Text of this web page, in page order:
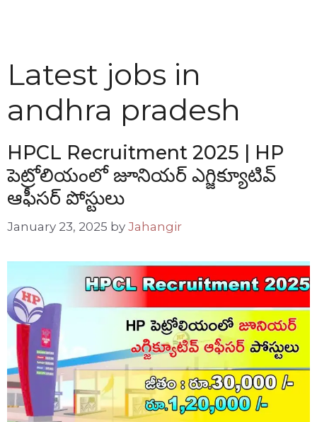
Latest jobs in
andhra pradesh
HPCL Recruitment 2025 | HP
పెట్రోలియంలో జూనియర్ ఎగ్జిక్యూటివ్
ఆఫీసర్ పోస్టులు
January 23, 2025 by Jahangir